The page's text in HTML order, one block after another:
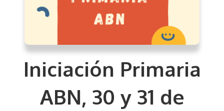
Iniciación Primaria
ABN, 30 y 31 de